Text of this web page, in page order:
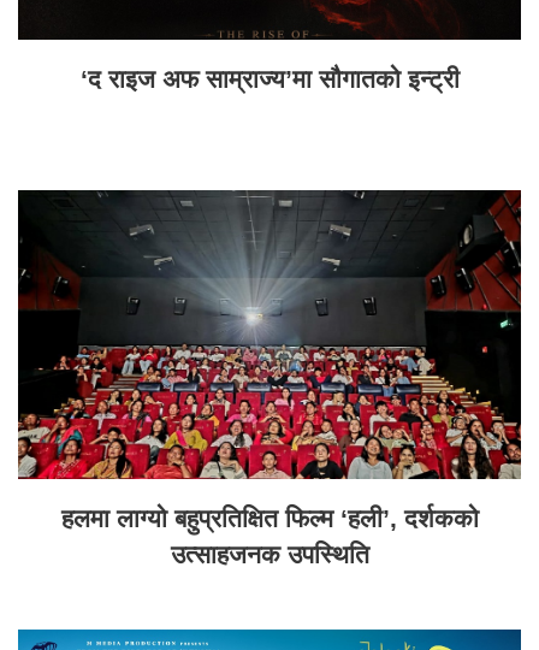
‘द राइज अफ साम्राज्य’मा सौगातको इन्ट्री
हलमा लाग्यो बहुप्रतिक्षित फिल्म ‘हली’, दर्शकको
उत्साहजनक उपस्थिति